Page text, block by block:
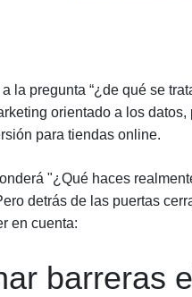
la pregunta “¿de qué se
orientado a los
para tiendas online.
"¿Qué haces
detrás de las puertas
en cuenta:
barreras